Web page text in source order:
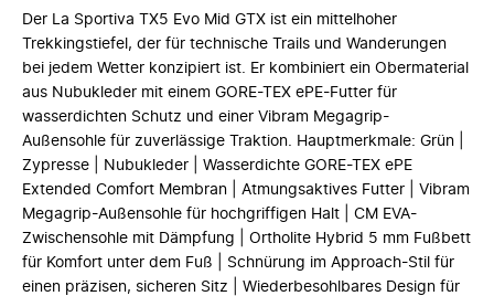
Der La Sportiva TX5 Evo Mid GTX ist ein mittelhoher
Trekkingstiefel, der für technische Trails und Wanderungen
bei jedem Wetter konzipiert ist. Er kombiniert ein Obermaterial
aus Nubukleder mit einem GORE-TEX ePE-Futter für
wasserdichten Schutz und einer Vibram Megagrip-
Außensohle für zuverlässige Traktion. Hauptmerkmale: Grün |
Zypresse | Nubukleder | Wasserdichte GORE-TEX ePE
Extended Comfort Membran | Atmungsaktives Futter | Vibram
Megagrip-Außensohle für hochgriffigen Halt | CM EVA-
Zwischensohle mit Dämpfung | Ortholite Hybrid 5 mm Fußbett
für Komfort unter dem Fuß | Schnürung im Approach-Stil für
einen präzisen, sicheren Sitz | Wiederbesohlbares Design für